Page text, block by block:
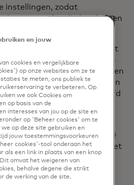
instellingen, zodat
kunnen spelen die hen helpen
te verbeteren.
op hun account, kan het
een wiel met prijzen
kunnen draaien. Of ze kunnen
automatisch microstortingen
van een geliefd
een aantal banken heeft
product uitgerold in Brazilië
voor particulieren. Na het
verhoogden consumenten
met 32% en hun online
26%, en verdubbelden ze
en jouw
cookies en vergelijkbare
op onze websites om ze te
te meten, ons publiek te
te verbeteren. Op
we ook Cookies om
op basis van de
interesses van jou op de site en
op 'Beheer cookies' om te
we op deze site gebruiken en
jouw toestemmingsvoorkeuren
cookies'-tool onderaan het
als een link in plaats van een knop
omvat het weigeren van
behalve degene die strikt
de werking van de site.